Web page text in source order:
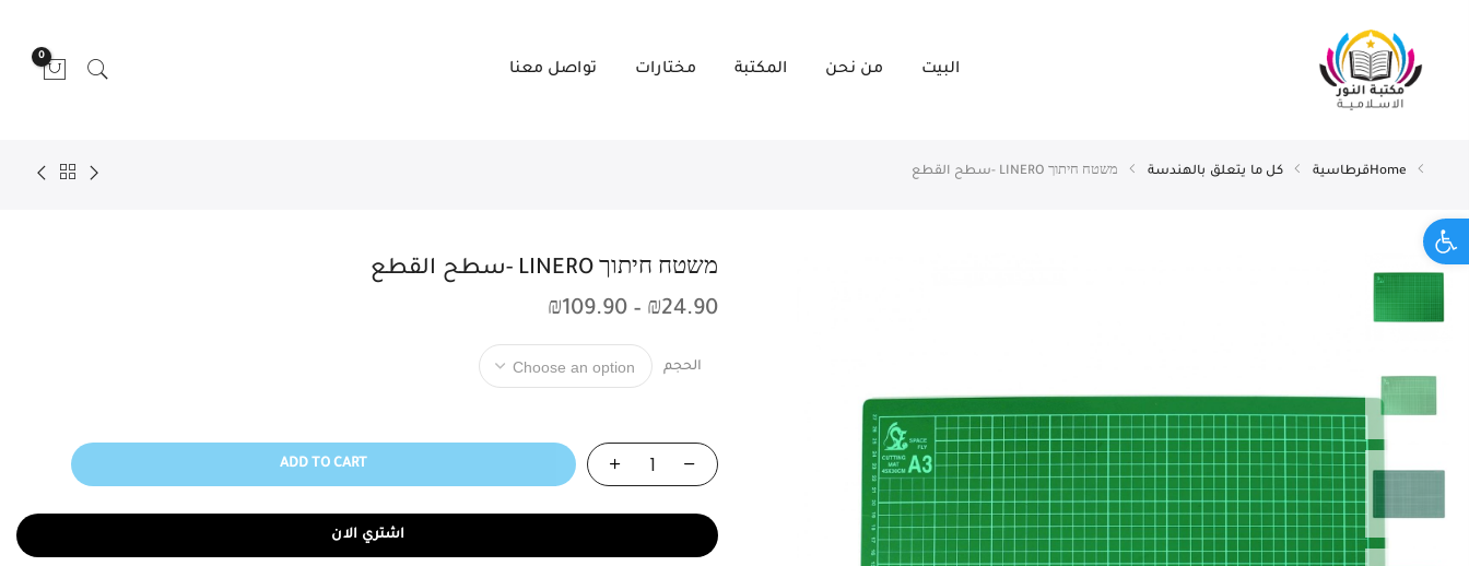
Open toolbar
البيت من نحن المكتبة مختارات تواصل معنا
0
Homeقرطاسية كل ما يتعلق بالهندسة משטח חיתוך LINERO -سطح القطع
משטח חיתוך LINERO -سطح القطع
₪24.90
–
₪109.90
الحجم
ADD TO CART
اشتري الان